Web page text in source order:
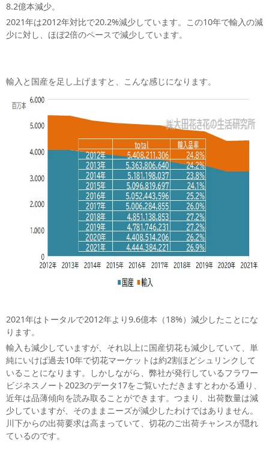
8.2億本減少。
2021年は2012年対比で20.2%減少しています。この10年で輸入の減
少に対し、ほぼ2倍のペースで減少しています。
輸入と国産を足し上げますと、こんな感じになります。
2021年はトータルで2012年より9.6億本（18%）減少したことにな
ります。
輸入も減少していますが、それ以上に国産切花も減少していて、単
純にいけば過去10年で切花マーケットは約2割ほどシュリンクして
いることになります。しかしながら、弊社が発行しているフラワー
ビジネスノート2023のデータ17をご覧いただきますとわかる通り、
近年は品薄傾向を読み取ることができます。つまり、出荷数量は減
少していますが、そのままニーズが減少したわけではありません。
川下からの出荷要求は高まっていて、切花のご出荷チャンスが隠れ
ているのです。